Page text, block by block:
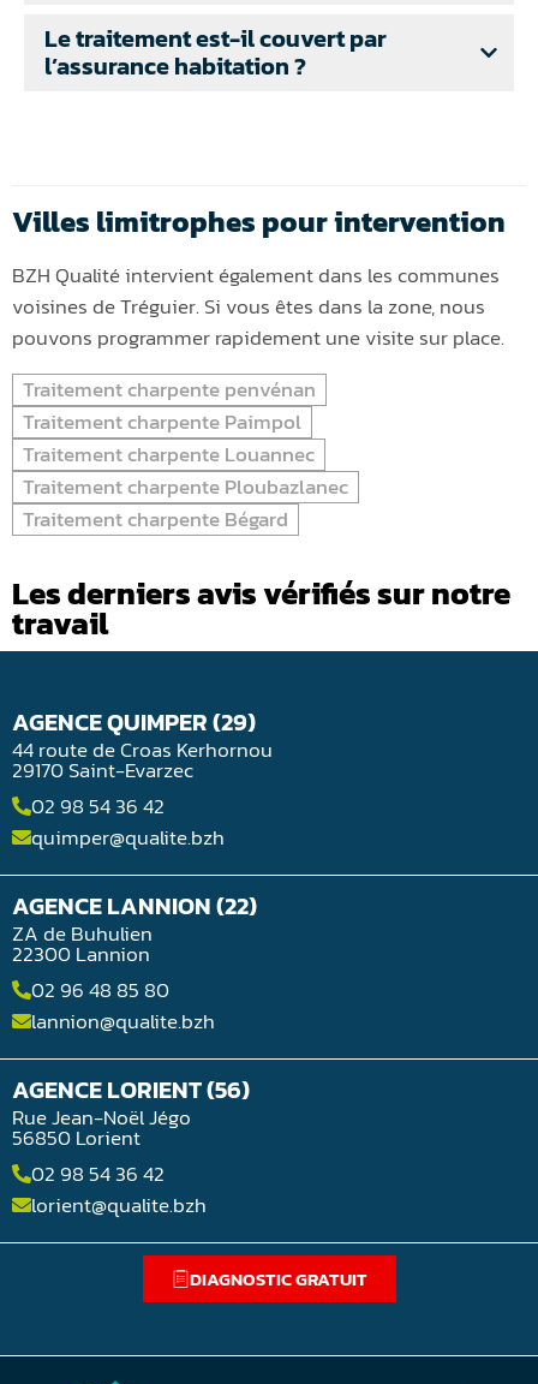
Le traitement est-il couvert par
l’assurance habitation ?
Villes limitrophes pour intervention
BZH Qualité intervient également dans les communes
voisines de Tréguier. Si vous êtes dans la zone, nous
pouvons programmer rapidement une visite sur place.
Traitement charpente penvénan
Traitement charpente Paimpol
Traitement charpente Louannec
Traitement charpente Ploubazlanec
Traitement charpente Bégard
Les derniers avis vérifiés sur notre
travail
AGENCE QUIMPER (29)
44 route de Croas Kerhornou
29170 Saint-Evarzec
02 98 54 36 42
quimper@qualite.bzh
AGENCE LANNION (22)
ZA de Buhulien
22300 Lannion
02 96 48 85 80
lannion@qualite.bzh
AGENCE LORIENT (56)
Rue Jean-Noël Jégo
56850 Lorient
02 98 54 36 42
lorient@qualite.bzh
DIAGNOSTIC GRATUIT